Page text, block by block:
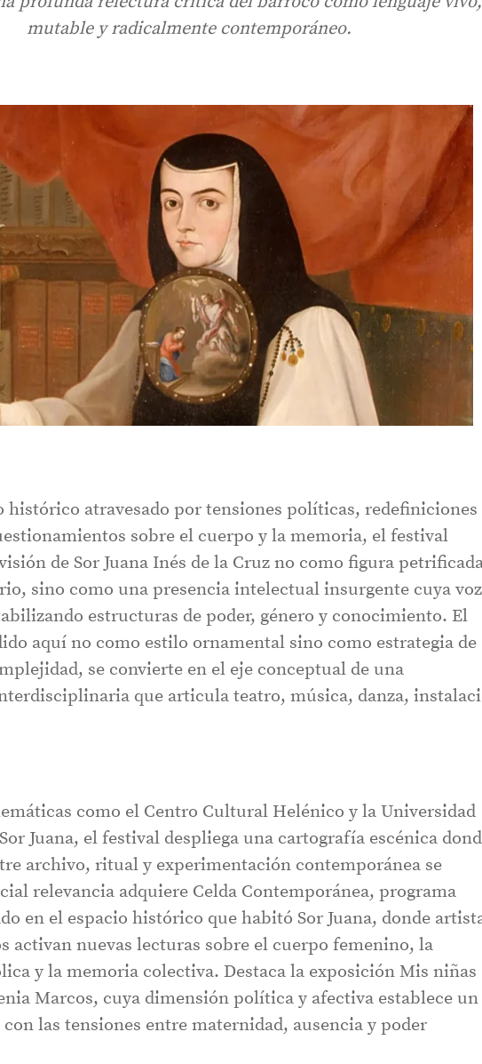
mutable y radicalmente contemporáneo.
histórico atravesado por tensiones políticas, redefiniciones
sobre el cuerpo y la memoria, el festival
de Sor Juana Inés de la Cruz no como figura
sino como una presencia intelectual insurgente cuya voz
estructuras de poder, género y conocimiento. El
aquí no como estilo ornamental sino como estrategia de
se convierte en el eje conceptual de una
que articula teatro, música, danza,
como el Centro Cultural Helénico y la Universidad
Juana, el festival despliega una cartografía escénica
archivo, ritual y experimentación contemporánea se
relevancia adquiere Celda Contemporánea, programa
en el espacio histórico que habitó Sor Juana, donde
activan nuevas lecturas sobre el cuerpo femenino, la
y la memoria colectiva. Destaca la exposición Mis niñas
Marcos, cuya dimensión política y afectiva establece un
las tensiones entre maternidad, ausencia y poder